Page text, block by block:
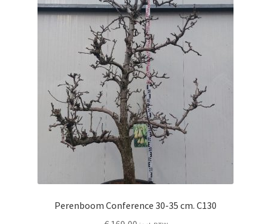
Perenboom Conference 30-35 cm. C130